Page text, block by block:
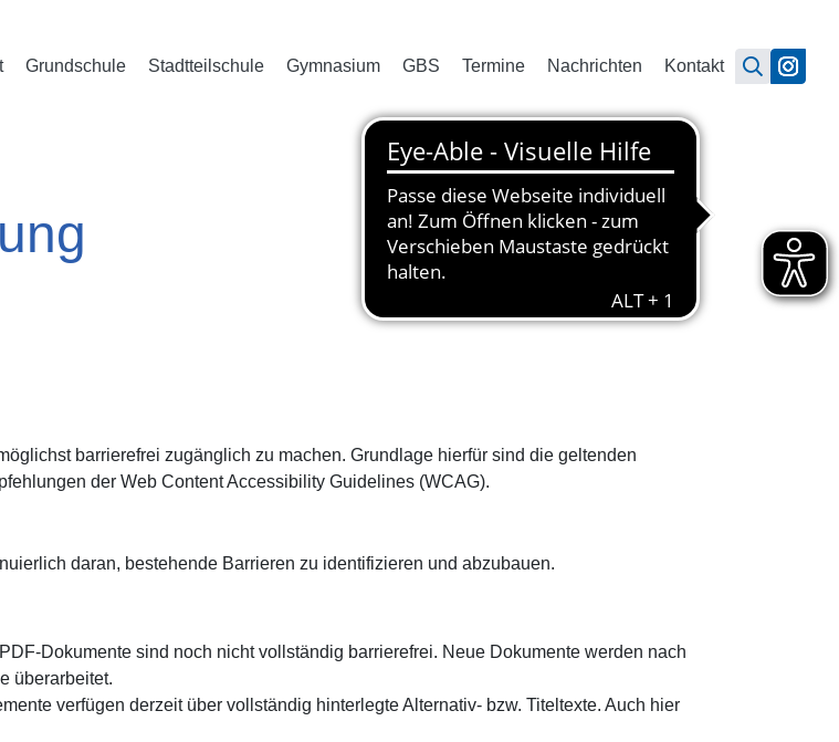
Grundschule Stadtteilschule Gymnasium GBS Termine Nachrichten Kontakt
barrierefrei zugänglich zu machen. Grundlage hierfür sind die geltenden
der Web Content Accessibility Guidelines (WCAG).
daran, bestehende Barrieren zu identifizieren und abzubauen.
Dokumente sind noch nicht vollständig barrierefrei. Neue Dokumente werden nach
überarbeitet.
verfügen derzeit über vollständig hinterlegte Alternativ- bzw. Titeltexte. Auch hier